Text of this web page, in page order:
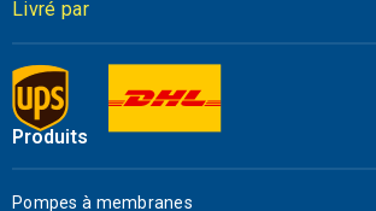
Livré par
Produits
Pompes à membranes